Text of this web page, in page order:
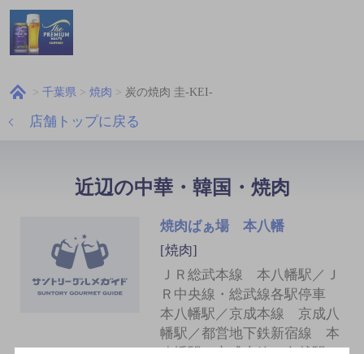
千葉県 焼肉 炭の焼肉 圭‐KEI‐
店舗トップに戻る
近辺の中華・韓国・焼肉
焼肉ばぁ場 本八幡
[焼肉]
ＪＲ総武本線 本八幡駅／Ｊ
Ｒ中央線・総武線各駅停車
本八幡駅／京成本線 京成八
幡駅／都営地下鉄新宿線 本